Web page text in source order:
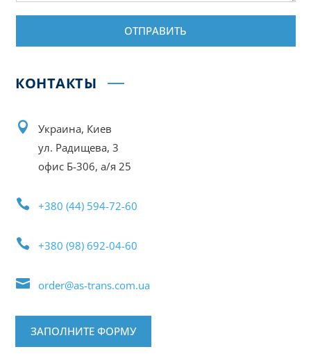
ОТПРАВИТЬ
КОНТАКТЫ

Украина, Киев
ул. Радищева, 3
офис Б-306, а/я 25
 +380 (44) 594-72-60
 +380 (98) 692-04-60
 order@as-trans.com.ua
ЗАПОЛНИТЕ ФОРМУ